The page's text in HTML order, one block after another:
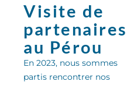
Visite de
partenaires
au Pérou
En 2023, nous sommes
partis rencontrer nos